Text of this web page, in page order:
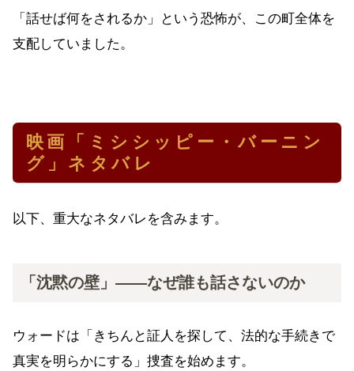
「話せば何をされるか」という恐怖が、この町全体を
支配していました。
映画「ミシシッピー・バーニン
グ」ネタバレ
以下、重大なネタバレを含みます。
「沈黙の壁」——なぜ誰も話さないのか
ウォードは「きちんと証人を探して、法的な手続きで
真実を明らかにする」捜査を始めます。